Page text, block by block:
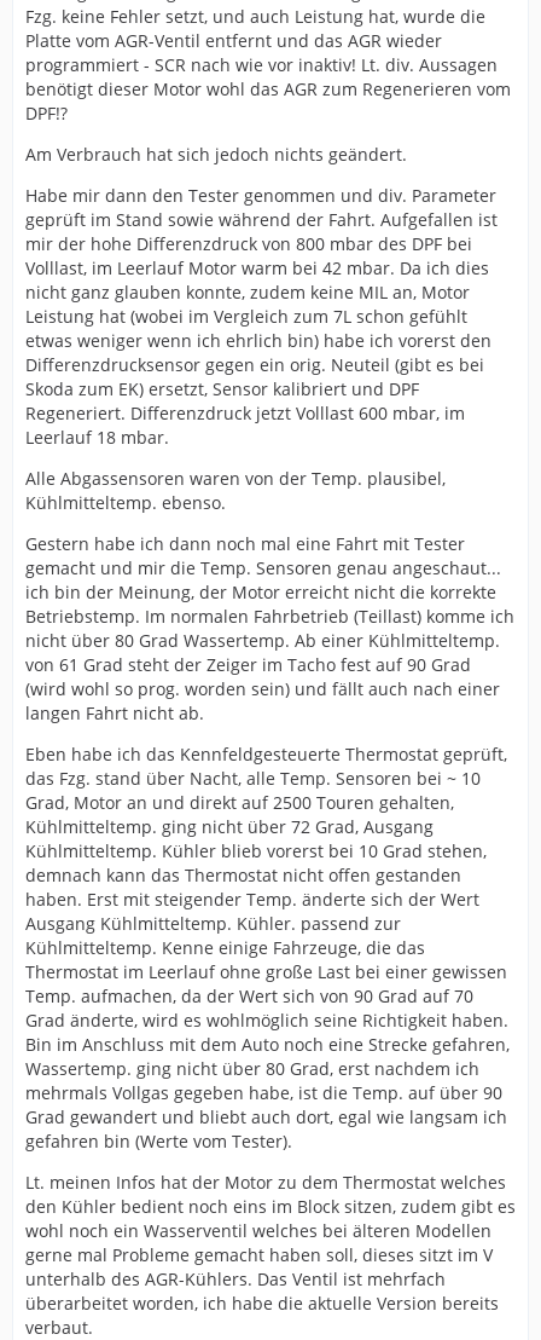
Fzg. keine Fehler setzt, und auch Leistung hat, wurde die
Platte vom AGR-Ventil entfernt und das AGR wieder
programmiert - SCR nach wie vor inaktiv! Lt. div. Aussagen
benötigt dieser Motor wohl das AGR zum Regenerieren vom
DPF!?
Am Verbrauch hat sich jedoch nichts geändert.
Habe mir dann den Tester genommen und div. Parameter
geprüft im Stand sowie während der Fahrt. Aufgefallen ist
mir der hohe Differenzdruck von 800 mbar des DPF bei
Volllast, im Leerlauf Motor warm bei 42 mbar. Da ich dies
nicht ganz glauben konnte, zudem keine MIL an, Motor
Leistung hat (wobei im Vergleich zum 7L schon gefühlt
etwas weniger wenn ich ehrlich bin) habe ich vorerst den
Differenzdrucksensor gegen ein orig. Neuteil (gibt es bei
Skoda zum EK) ersetzt, Sensor kalibriert und DPF
Regeneriert. Differenzdruck jetzt Volllast 600 mbar, im
Leerlauf 18 mbar.
Alle Abgassensoren waren von der Temp. plausibel,
Kühlmitteltemp. ebenso.
Gestern habe ich dann noch mal eine Fahrt mit Tester
gemacht und mir die Temp. Sensoren genau angeschaut...
ich bin der Meinung, der Motor erreicht nicht die korrekte
Betriebstemp. Im normalen Fahrbetrieb (Teillast) komme ich
nicht über 80 Grad Wassertemp. Ab einer Kühlmitteltemp.
von 61 Grad steht der Zeiger im Tacho fest auf 90 Grad
(wird wohl so prog. worden sein) und fällt auch nach einer
langen Fahrt nicht ab.
Eben habe ich das Kennfeldgesteuerte Thermostat geprüft,
das Fzg. stand über Nacht, alle Temp. Sensoren bei ~ 10
Grad, Motor an und direkt auf 2500 Touren gehalten,
Kühlmitteltemp. ging nicht über 72 Grad, Ausgang
Kühlmitteltemp. Kühler blieb vorerst bei 10 Grad stehen,
demnach kann das Thermostat nicht offen gestanden
haben. Erst mit steigender Temp. änderte sich der Wert
Ausgang Kühlmitteltemp. Kühler. passend zur
Kühlmitteltemp. Kenne einige Fahrzeuge, die das
Thermostat im Leerlauf ohne große Last bei einer gewissen
Temp. aufmachen, da der Wert sich von 90 Grad auf 70
Grad änderte, wird es wohlmöglich seine Richtigkeit haben.
Bin im Anschluss mit dem Auto noch eine Strecke gefahren,
Wassertemp. ging nicht über 80 Grad, erst nachdem ich
mehrmals Vollgas gegeben habe, ist die Temp. auf über 90
Grad gewandert und bliebt auch dort, egal wie langsam ich
gefahren bin (Werte vom Tester).
Lt. meinen Infos hat der Motor zu dem Thermostat welches
den Kühler bedient noch eins im Block sitzen, zudem gibt es
wohl noch ein Wasserventil welches bei älteren Modellen
gerne mal Probleme gemacht haben soll, dieses sitzt im V
unterhalb des AGR-Kühlers. Das Ventil ist mehrfach
überarbeitet worden, ich habe die aktuelle Version bereits
verbaut.